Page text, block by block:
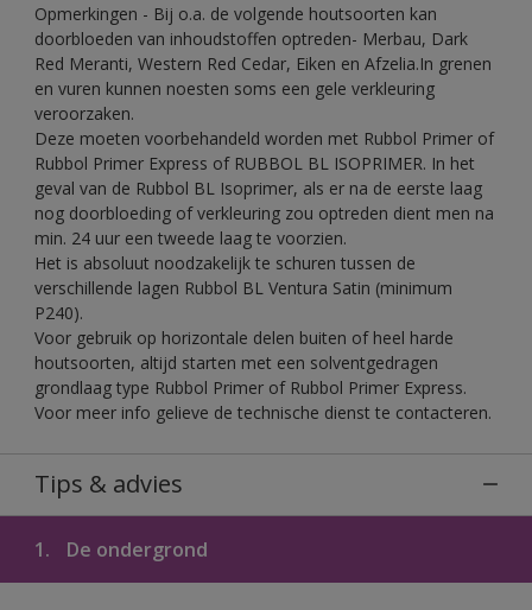
Opmerkingen - Bij o.a. de volgende houtsoorten kan
doorbloeden van inhoudstoffen optreden- Merbau, Dark
Red Meranti, Western Red Cedar, Eiken en Afzelia.In grenen
en vuren kunnen noesten soms een gele verkleuring
veroorzaken.
Deze moeten voorbehandeld worden met Rubbol Primer of
Rubbol Primer Express of RUBBOL BL ISOPRIMER. In het
geval van de Rubbol BL Isoprimer, als er na de eerste laag
nog doorbloeding of verkleuring zou optreden dient men na
min. 24 uur een tweede laag te voorzien.
Het is absoluut noodzakelijk te schuren tussen de
verschillende lagen Rubbol BL Ventura Satin (minimum
P240).
Voor gebruik op horizontale delen buiten of heel harde
houtsoorten, altijd starten met een solventgedragen
grondlaag type Rubbol Primer of Rubbol Primer Express.
Voor meer info gelieve de technische dienst te contacteren.
Tips & advies
1. De ondergrond